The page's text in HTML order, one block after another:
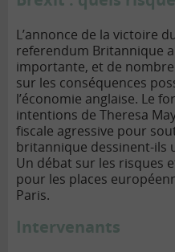
L’annonce de la victoire
referendum Britannique
importante, et de
sur les conséquences
l’économie anglaise. Le
intentions de Theresa
fiscale agressive pour
britannique dessinent-ils
Un débat sur les risques
pour les places
Paris.
Intervenants